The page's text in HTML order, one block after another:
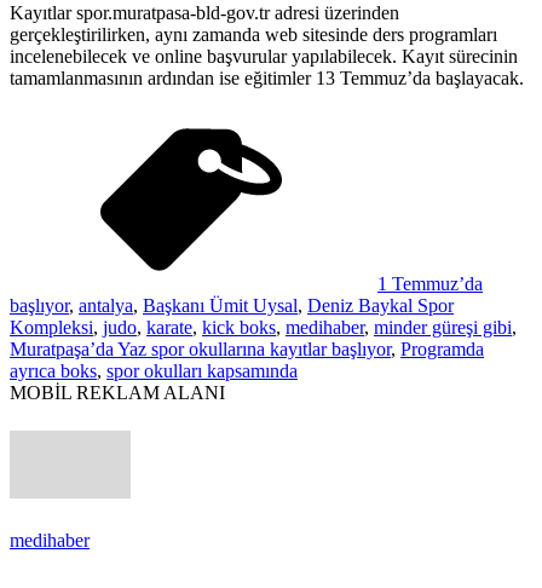
Kayıtlar spor.muratpasa-bld-gov.tr adresi üzerinden
gerçekleştirilirken, aynı zamanda web sitesinde ders programları
incelenebilecek ve online başvurular yapılabilecek. Kayıt sürecinin
tamamlanmasının ardından ise eğitimler 13 Temmuz’da başlayacak.
1 Temmuz’da
başlıyor, antalya, Başkanı Ümit Uysal, Deniz Baykal Spor
Kompleksi, judo, karate, kick boks, medihaber, minder güreşi gibi,
Muratpaşa’da Yaz spor okullarına kayıtlar başlıyor, Programda
ayrıca boks, spor okulları kapsamında
MOBİL REKLAM ALANI
medihaber